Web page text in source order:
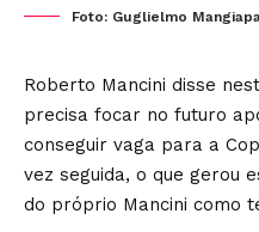
Foto: Guglielmo
Roberto Mancini disse
precisa focar no futuro
conseguir vaga para a
vez seguida, o que gerou
do próprio Mancini como